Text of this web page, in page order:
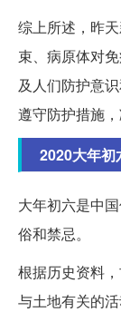
综上所述，昨
束、病原体对
及人们防护意
遵守防护措施，
2020大年初
大年初六是中
俗和禁忌。
根据历史资料
与土地有关的